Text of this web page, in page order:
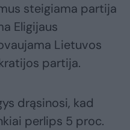
steigiama partija
Eligijaus
Lietuvos
partija.
drąsinosi, kad
perlips 5 proc.